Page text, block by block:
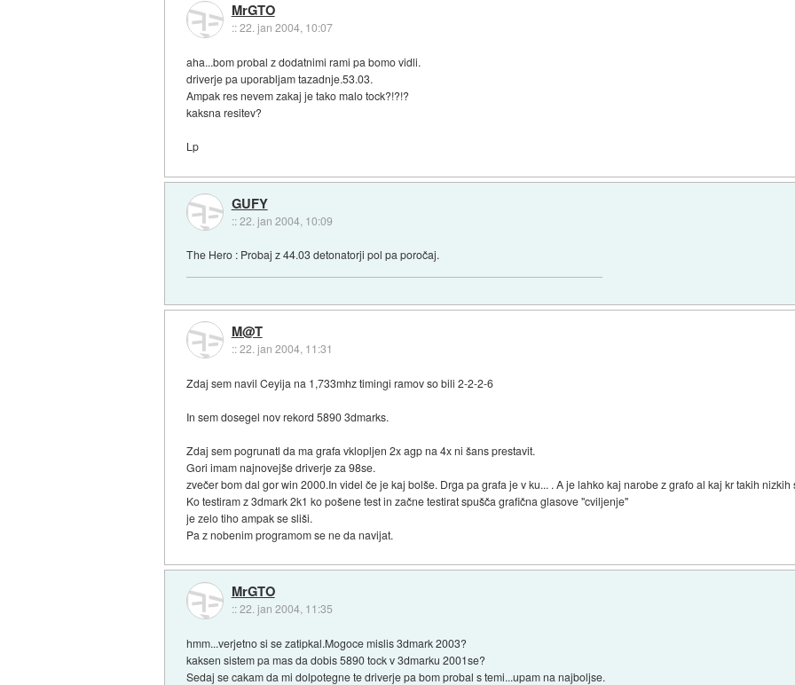
MrGTO
::22. jan 2004, 10:07
aha...bom probal z dodatnimi rami pa bomo vidli.
driverje pa uporabljam tazadnje.53.03.
Ampak res nevem zakaj je tako malo tock?!?!?
kaksna resitev?
Lp
GUFY
::22. jan 2004, 10:09
The Hero : Probaj z 44.03 detonatorji pol pa poročaj.
M@T
::22. jan 2004, 11:31
Zdaj sem navil Ceyija na 1,733mhz timingi ramov so bili 2-2-2-6
In sem dosegel nov rekord 5890 3dmarks.
Zdaj sem pogrunatl da ma grafa vklopljen 2x agp na 4x ni šans prestavit.
Gori imam najnovejše driverje za 98se.
zvečer bom dal gor win 2000.In videl če je kaj bolše. Drga pa grafa je v ku... . A je lahko kaj narobe z grafo al kaj kr takih
Ko testiram z 3dmark 2k1 ko pošene test in začne testirat spušča grafična glasove "cviljenje"
je zelo tiho ampak se sliši.
Pa z nobenim programom se ne da navijat.
MrGTO
::22. jan 2004, 11:35
hmm...verjetno si se zatipkal.Mogoce mislis 3dmark 2003?
kaksen sistem pa mas da dobis 5890 tock v 3dmarku 2001se?
Sedaj se cakam da mi dolpotegne te driverje pa bom probal s temi...upam na najboljse.